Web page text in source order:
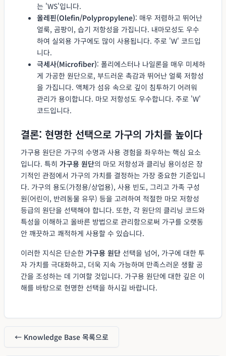
는 'WS'입니다.
올레핀(Olefin/Polypropylene): 매우 저렴하고 뛰어난
얼룩, 곰팡이, 습기 저항성을 가집니다. 내마모성도 우수
하여 실외용 가구에도 많이 사용됩니다. 주로 'W' 코드입
니다.
극세사(Microfiber): 폴리에스터나 나일론을 매우 미세하
게 가공한 원단으로, 부드러운 촉감과 뛰어난 얼룩 저항성
을 가집니다. 액체가 섬유 속으로 깊이 침투하기 어려워
관리가 용이합니다. 마모 저항성도 우수합니다. 주로 'W'
코드입니다.
결론: 현명한 선택으로 가구의 가치를 높이다
가구용 원단은 가구의 수명과 사용 경험을 좌우하는 핵심 요소
입니다. 특히 가구용 원단의 마모 저항성과 클리닝 용이성은 장
기적인 관점에서 가구의 가치를 결정하는 가장 중요한 기준입니
다. 가구의 용도(가정용/상업용), 사용 빈도, 그리고 가족 구성
원(어린이, 반려동물 유무) 등을 고려하여 적절한 마모 저항성
등급의 원단을 선택해야 합니다. 또한, 각 원단의 클리닝 코드와
특성을 이해하고 올바른 방법으로 관리함으로써 가구를 오랫동
안 깨끗하고 쾌적하게 사용할 수 있습니다.
이러한 지식은 단순한 가구용 원단 선택을 넘어, 가구에 대한 투
자 가치를 극대화하고, 더욱 지속 가능하며 만족스러운 생활 공
간을 조성하는 데 기여할 것입니다. 가구용 원단에 대한 깊은 이
해를 바탕으로 현명한 선택을 하시길 바랍니다.
← Knowledge Base 목록으로